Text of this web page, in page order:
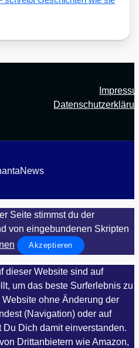
Seite stimmst du der
von eingebundenen Skripten
Akzeptieren
dieser Website sind auf
um das beste Surferlebnis zu
ohne Änderung der
(Navigation) oder auf
Dich damit einverstanden.
Drittanbietern wie Amazon,